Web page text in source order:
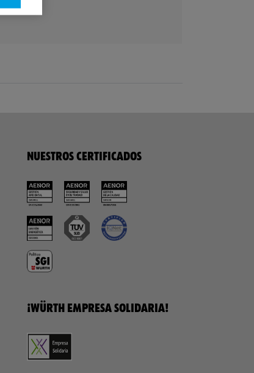
NUESTROS CERTIFICADOS
¡WÜRTH EMPRESA SOLIDARIA!